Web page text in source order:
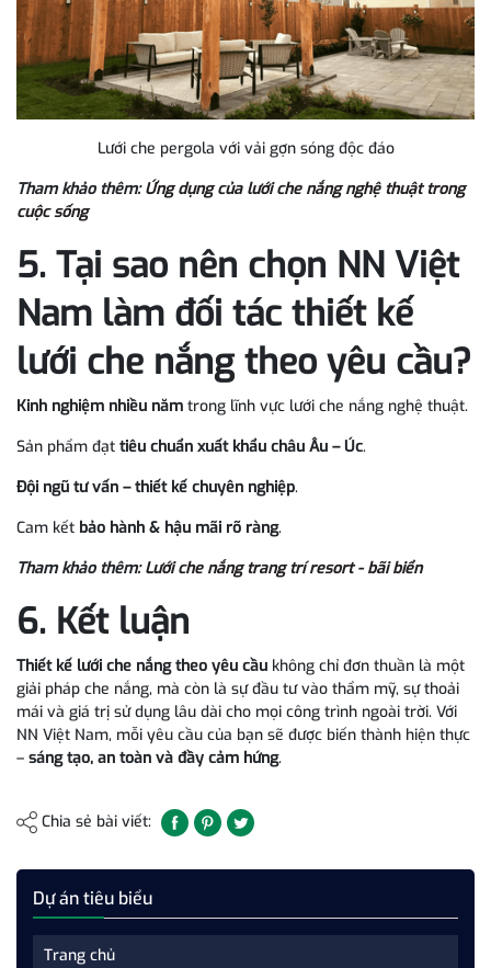
Lưới che pergola với vải gợn sóng độc đáo
Tham khảo thêm:Ứng dụng của lưới che nắng nghệ thuật trong
cuộc sống
5. Tại sao nên chọn NN Việt
Nam làm đối tác thiết kế
lưới che nắng theo yêu cầu?
Kinh nghiệm nhiều năm trong lĩnh vực lưới che nắng nghệ thuật.
Sản phẩm đạt tiêu chuẩn xuất khẩu châu Âu – Úc.
Đội ngũ tư vấn – thiết kế chuyên nghiệp.
Cam kết bảo hành & hậu mãi rõ ràng.
Tham khảo thêm:Lưới che nắng trang trí resort - bãi biển
6. Kết luận
Thiết kế lưới che nắng theo yêu cầu không chỉ đơn thuần là một
giải pháp che nắng, mà còn là sự đầu tư vào thẩm mỹ, sự thoải
mái và giá trị sử dụng lâu dài cho mọi công trình ngoài trời. Với
NN Việt Nam, mỗi yêu cầu của bạn sẽ được biến thành hiện thực
– sáng tạo, an toàn và đầy cảm hứng.
Chia sẻ bài viết:
Dự án tiêu biểu
Trang chủ